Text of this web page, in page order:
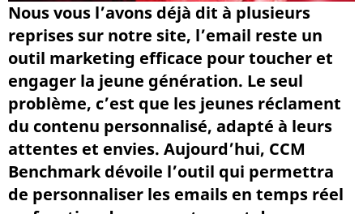
Nous vous l’avons déjà dit à plusieurs
reprises sur notre site, l’email reste un
outil marketing efficace pour toucher et
engager la jeune génération. Le seul
problème, c’est que les jeunes réclament
du contenu personnalisé, adapté à leurs
attentes et envies. Aujourd’hui, CCM
Benchmark dévoile l’outil qui permettra
de personnaliser les emails en temps réel